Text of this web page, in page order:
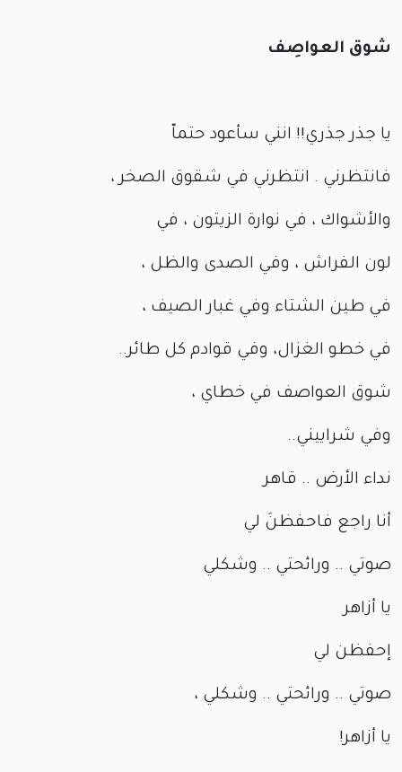
شوق العواصِف
يا جذر جذري!! انني سأعود حتماّ
فانتظرني . انتظرني في شقوق الصخر ،
والأشواك ، في نوارة الزيتون ، في
لون الفراش ، وفي الصدى والظل ،
في طين الشتاء وفي غبار الصيف ،
في خطو الغزال، وفي قوادم كل طائر..
شوق العواصف في خطاي ،
وفي شراييني..
نداء الأرض .. قاهر
أنا راجع فاحفظنَ لي
صوتي .. ورائحتي .. وشكلي
يا أزاهر
إحفظن لي
صوتي .. ورائحتي .. وشكلي ،
يا أزاهر!